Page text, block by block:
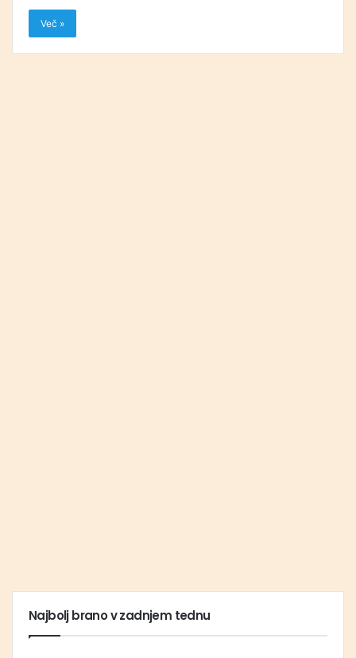
Več »
Najbolj brano v zadnjem tednu